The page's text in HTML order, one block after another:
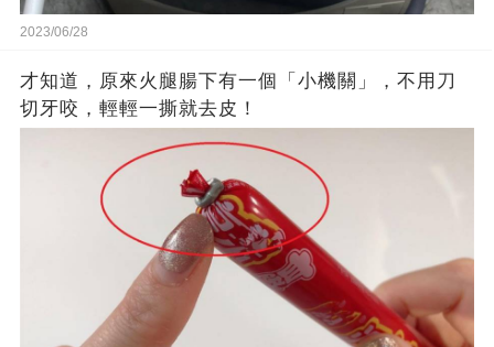
2023/06/28
才知道，原來火腿腸下有一個「小機關」，不用刀
切牙咬，輕輕一撕就去皮！